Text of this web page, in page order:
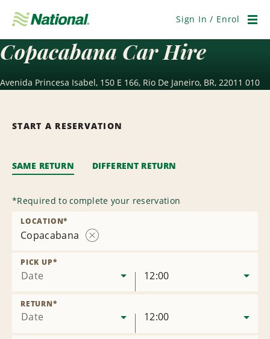
Navigation
Sign In / Enrol
Copacabana Car Hire
Avenida Princesa Isabel, 150 E 166, Rio De Janeiro, BR, 22011 010
START A RESERVATION
SAME RETURN DIFFERENT RETURN
*Required to complete your reservation
Copacabana
LOCATION*
Date
PICK UP*
12:00
Date
RETURN*
12:00